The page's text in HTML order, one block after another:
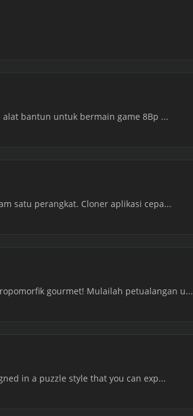
alat bantun untuk bermain game 8Bp ...
satu perangkat. Cloner aplikasi cepa...
gourmet! Mulailah petualangan u...
in a puzzle style that you can exp...